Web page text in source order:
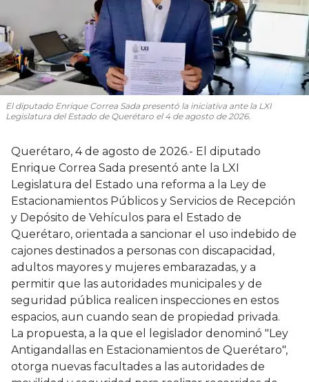
El diputado Enrique Correa Sada presentó la iniciativa ante la LXI
Legislatura del Estado de Querétaro el 4 de agosto de 2026.
Querétaro, 4 de agosto de 2026.- El diputado
Enrique Correa Sada presentó ante la LXI
Legislatura del Estado una reforma a la Ley de
Estacionamientos Públicos y Servicios de Recepción
y Depósito de Vehículos para el Estado de
Querétaro, orientada a sancionar el uso indebido de
cajones destinados a personas con discapacidad,
adultos mayores y mujeres embarazadas, y a
permitir que las autoridades municipales y de
seguridad pública realicen inspecciones en estos
espacios, aun cuando sean de propiedad privada.
La propuesta, a la que el legislador denominó "Ley
Antigandallas en Estacionamientos de Querétaro",
otorga nuevas facultades a las autoridades de